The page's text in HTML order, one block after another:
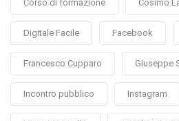
Corso di formazione Cosimo
Digitale Facile Facebook
Francesco Cupparo Giuseppe
Incontro pubblico Instagram